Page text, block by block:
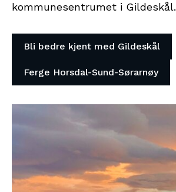
kommunesentrumet i Gildeskål.
Bli bedre kjent med Gildeskål
Ferge Horsdal-Sund-Sørarnøy